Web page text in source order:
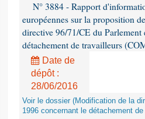
N° 3884 - Rapport
européennes sur la proposition
directive 96/71/CE du
détachement de travailleurs
Date de
dépôt :
28/06/2016
Voir le dossier (Modification de la
1996 concernant le détachement